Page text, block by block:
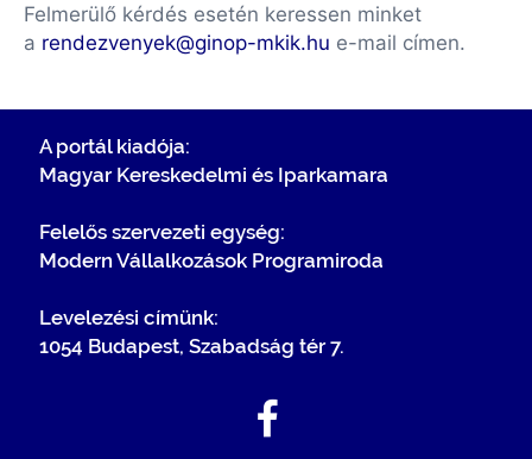
Felmerülő kérdés esetén keressen minket
a rendezvenyek@ginop-mkik.hu e-mail címen.
A portál kiadója:
Magyar Kereskedelmi és Iparkamara
Felelős szervezeti egység:
Modern Vállalkozások Programiroda
Levelezési címünk:
1054 Budapest, Szabadság tér 7.